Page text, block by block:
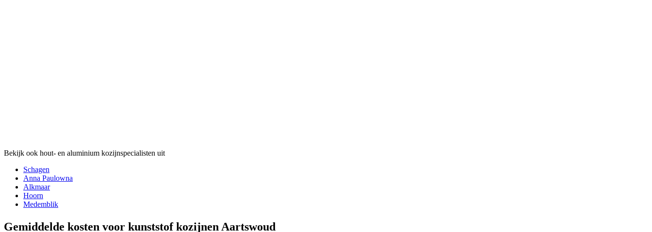
Bekijk ook hout- en aluminium kozijnspecialisten uit
Schagen
Anna Paulowna
Alkmaar
Hoorn
Medemblik
Gemiddelde kosten voor kunststof kozijnen Aartswoud